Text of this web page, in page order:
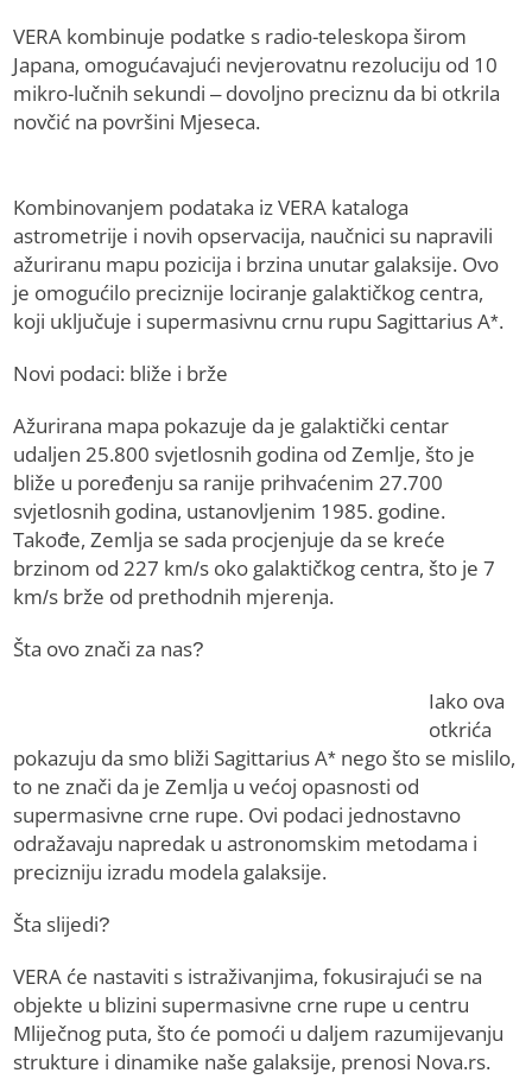
VERA kombinuje podatke s radio-teleskopa širom
Japana, omogućavajući nevjerovatnu rezoluciju od 10
mikro-lučnih sekundi – dovoljno preciznu da bi otkrila
novčić na površini Mjeseca.
Kombinovanjem podataka iz VERA kataloga
astrometrije i novih opservacija, naučnici su napravili
ažuriranu mapu pozicija i brzina unutar galaksije. Ovo
je omogućilo preciznije lociranje galaktičkog centra,
koji uključuje i supermasivnu crnu rupu Sagittarius A*.
Novi podaci: bliže i brže
Ažurirana mapa pokazuje da je galaktički centar
udaljen 25.800 svjetlosnih godina od Zemlje, što je
bliže u poređenju sa ranije prihvaćenim 27.700
svjetlosnih godina, ustanovljenim 1985. godine.
Takođe, Zemlja se sada procjenjuje da se kreće
brzinom od 227 km/s oko galaktičkog centra, što je 7
km/s brže od prethodnih mjerenja.
Šta ovo znači za nas?
Iako ova
otkrića
pokazuju da smo bliži Sagittarius A* nego što se mislilo,
to ne znači da je Zemlja u većoj opasnosti od
supermasivne crne rupe. Ovi podaci jednostavno
odražavaju napredak u astronomskim metodama i
precizniju izradu modela galaksije.
Šta slijedi?
VERA će nastaviti s istraživanjima, fokusirajući se na
objekte u blizini supermasivne crne rupe u centru
Mliječnog puta, što će pomoći u daljem razumijevanju
strukture i dinamike naše galaksije, prenosi Nova.rs.